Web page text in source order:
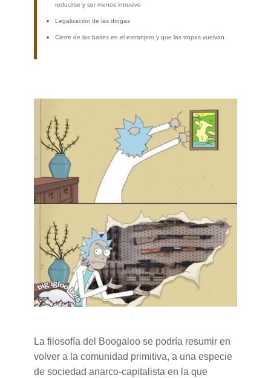
reducirse y ser menos intrusivo
Legalización de las drogas
Cierre de las bases en el extranjero y que las tropas vuelvan
La filosofía del Boogaloo se podría resumir en
volver a la comunidad primitiva, a una especie
de sociedad anarco-capitalista en la que